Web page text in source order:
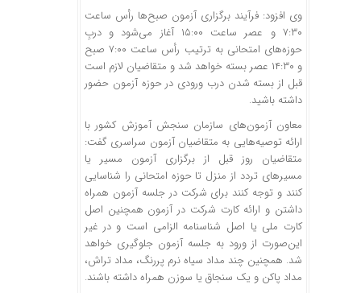
وی افزود: فرآیند برگزاری آزمون صبح‌ها رأس‌ ساعت‌
۷:۳۰ و عصر ساعت ۱۵:۰۰ آغاز می‌شود و دربِ
حوزه‌های امتحانی به ترتیب رأس‌ ساعت‌ ۷:۰۰ صبح
و ۱۴:۳۰ عصر بسته خواهد شد و متقاضیان لازم است
قبل از بسته شدن درب ورودی در حوزه آزمون حضور
داشته باشید.
معاون آزمون‌های سازمان سنجش آموزش کشور با
ارائه توصیه‌هایی به متقاضیان آزمون سراسری گفت:
متقاضیان روز قبل از برگزاری آزمون مسیر یا
مسیرهای تردد از منزل تا حوزه امتحانی را شناسایی
کنند و توجه کنند برای شرکت در جلسه آزمون همراه
داشتن و ارائه کارت شرکت در آزمون همچنین اصل
کارت ملی یا اصل شناسنامه الزامی است و در غیر
این‌صورت از ورود به جلسه آزمون جلوگیری خواهد
شد. همچنین چند مداد سیاه نرم پررنگ، مداد تراش،
مداد پاکن و یک سنجاق یا سوزن همراه داشته‌ باشند.